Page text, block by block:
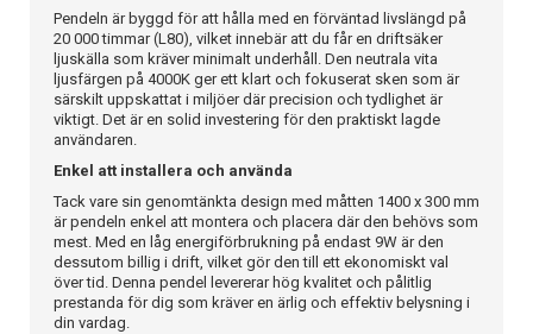
Pendeln är byggd för att hålla med en förväntad livslängd på
20 000 timmar (L80), vilket innebär att du får en driftsäker
ljuskälla som kräver minimalt underhåll. Den neutrala vita
ljusfärgen på 4000K ger ett klart och fokuserat sken som är
särskilt uppskattat i miljöer där precision och tydlighet är
viktigt. Det är en solid investering för den praktiskt lagde
användaren.
Enkel att installera och använda
Tack vare sin genomtänkta design med måtten 1400 x 300 mm
är pendeln enkel att montera och placera där den behövs som
mest. Med en låg energiförbrukning på endast 9W är den
dessutom billig i drift, vilket gör den till ett ekonomiskt val
över tid. Denna pendel levererar hög kvalitet och pålitlig
prestanda för dig som kräver en ärlig och effektiv belysning i
din vardag.